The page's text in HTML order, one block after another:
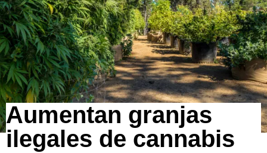
Aumentan granjas
ilegales de cannabis